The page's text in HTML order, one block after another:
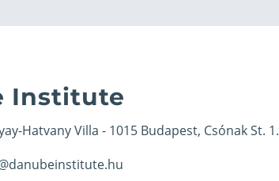
Institute
Hatvany Villa - 1015 Budapest, Csónak St. 1.